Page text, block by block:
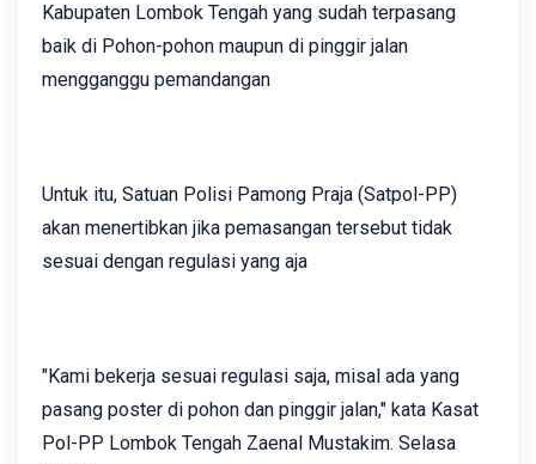
Kabupaten Lombok Tengah yang sudah terpasang
baik di Pohon-pohon maupun di pinggir jalan
mengganggu pemandangan
Untuk itu, Satuan Polisi Pamong Praja (Satpol-PP)
akan menertibkan jika pemasangan tersebut tidak
sesuai dengan regulasi yang aja
"Kami bekerja sesuai regulasi saja, misal ada yang
pasang poster di pohon dan pinggir jalan," kata Kasat
Pol-PP Lombok Tengah Zaenal Mustakim. Selasa